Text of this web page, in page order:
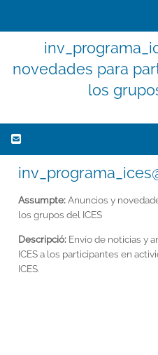
novedades para
los
Assumpte:Anuncios y
los grupos del ICES
Descripció: Envío de noticias y
ICES a los participantes en
ICES.